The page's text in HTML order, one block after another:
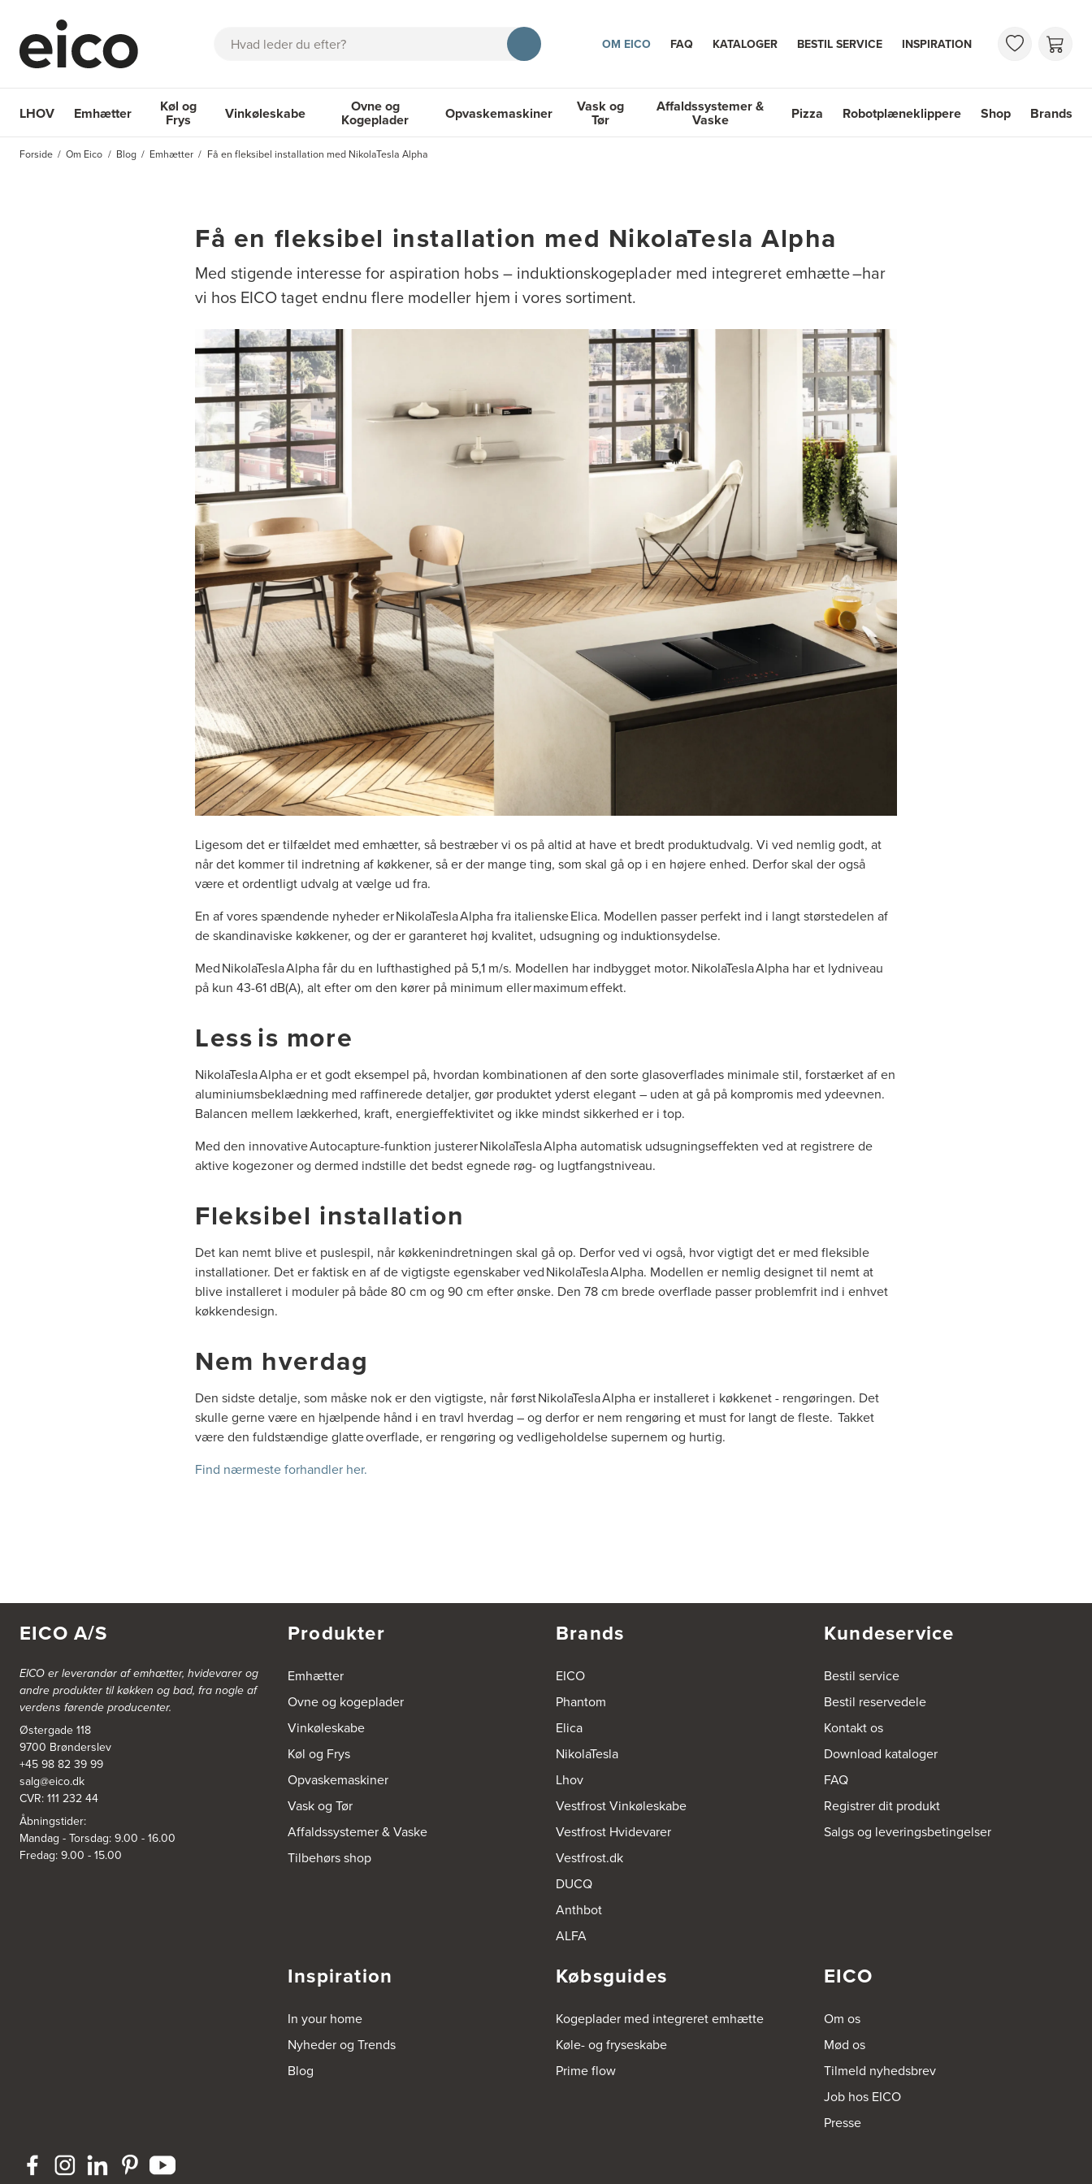
Søg OM EICO FAQ KATALOGER BESTIL SERVICE INSPIRATION
LHOV Emhætter
Emhætter
Køl og
Frys
Køl og Frys
Vinkøleskabe
Vinkøleskabe
Ovne og
Kogeplader
Ovne og Kogeplader
Opvaskemaskiner Vask og
Tør
Affaldssystemer &
Vaske Pizza Robotplæneklippere Shop Brands
Forside Om Eico Blog Emhætter Få en fleksibel installation med NikolaTesla Alpha
Få en fleksibel installation med NikolaTesla Alpha
Med stigende interesse for aspiration hobs – induktionskogeplader med integreret emhætte –har
vi hos EICO taget endnu flere modeller hjem i vores sortiment.
Ligesom det er tilfældet med emhætter, så bestræber vi os på altid at have et bredt produktudvalg. Vi ved nemlig godt, at
når det kommer til indretning af køkkener, så er der mange ting, som skal gå op i en højere enhed. Derfor skal der også
være et ordentligt udvalg at vælge ud fra.
En af vores spændende nyheder er NikolaTesla Alpha fra italienske Elica. Modellen passer perfekt ind i langt størstedelen af
de skandinaviske køkkener, og der er garanteret høj kvalitet, udsugning og induktionsydelse.
Med NikolaTesla Alpha får du en lufthastighed på 5,1 m/s. Modellen har indbygget motor. NikolaTesla Alpha har et lydniveau
på kun 43-61 dB(A), alt efter om den kører på minimum eller maximum effekt.
Less is more
NikolaTesla Alpha er et godt eksempel på, hvordan kombinationen af den sorte glasoverflades minimale stil, forstærket af en
aluminiumsbeklædning med raffinerede detaljer, gør produktet yderst elegant – uden at gå på kompromis med ydeevnen.
Balancen mellem lækkerhed, kraft, energieffektivitet og ikke mindst sikkerhed er i top.
Med den innovative Autocapture-funktion justerer NikolaTesla Alpha automatisk udsugningseffekten ved at registrere de
aktive kogezoner og dermed indstille det bedst egnede røg- og lugtfangstniveau.
Fleksibel installation
Det kan nemt blive et puslespil, når køkkenindretningen skal gå op. Derfor ved vi også, hvor vigtigt det er med fleksible
installationer. Det er faktisk en af de vigtigste egenskaber ved NikolaTesla Alpha. Modellen er nemlig designet til nemt at
blive installeret i moduler på både 80 cm og 90 cm efter ønske. Den 78 cm brede overflade passer problemfrit ind i enhvet
køkkendesign.
Nem hverdag
Den sidste detalje, som måske nok er den vigtigste, når først NikolaTesla Alpha er installeret i køkkenet - rengøringen. Det
skulle gerne være en hjælpende hånd i en travl hverdag – og derfor er nem rengøring et must for langt de fleste. Takket
være den fuldstændige glatte overflade, er rengøring og vedligeholdelse supernem og hurtig.
Find nærmeste forhandler her.
EICO A/S
EICO er leverandør af emhætter, hvidevarer og
andre produkter til køkken og bad, fra nogle af
verdens førende producenter.
Østergade 118
9700 Brønderslev
+45 98 82 39 99
salg@eico.dk
CVR: 111 232 44
Åbningstider:
Mandag - Torsdag: 9.00 - 16.00
Fredag: 9.00 - 15.00
Produkter
Emhætter
Ovne og kogeplader
Vinkøleskabe
Køl og Frys
Opvaskemaskiner
Vask og Tør
Affaldssystemer & Vaske
Tilbehørs shop
Brands
EICO
Phantom
Elica
NikolaTesla
Lhov
Vestfrost Vinkøleskabe
Vestfrost Hvidevarer
Vestfrost.dk
DUCQ
Anthbot
ALFA
Kundeservice
Bestil service
Bestil reservedele
Kontakt os
Download kataloger
FAQ
Registrer dit produkt
Salgs og leveringsbetingelser
Inspiration
In your home
Nyheder og Trends
Blog
Købsguides
Kogeplader med integreret emhætte
Køle- og fryseskabe
Prime flow
EICO
Om os
Mød os
Tilmeld nyhedsbrev
Job hos EICO
Presse